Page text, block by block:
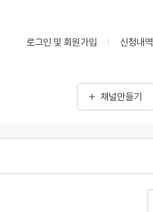
로그인 및 회원가입 신청내역
채널만들기